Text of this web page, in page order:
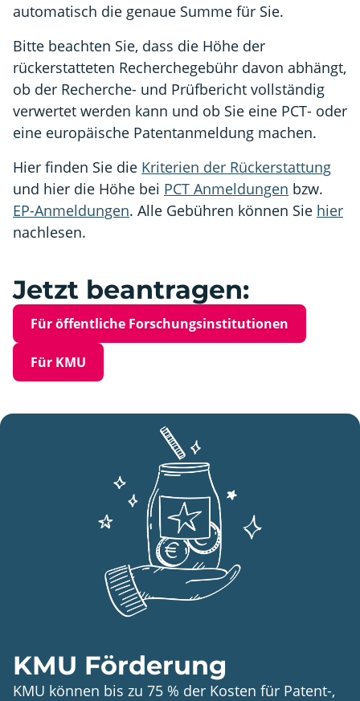
automatisch die genaue Summe für Sie.
Bitte beachten Sie, dass die Höhe der
rückerstatteten Recherchegebühr davon abhängt,
ob der Recherche- und Prüfbericht vollständig
verwertet werden kann und ob Sie eine PCT- oder
eine europäische Patentanmeldung machen.
Hier finden Sie die Kriterien der Rückerstattung
und hier die Höhe bei PCT Anmeldungen bzw.
EP-Anmeldungen. Alle Gebühren können Sie hier
nachlesen.
Jetzt beantragen:
Für öffentliche Forschungsinstitutionen
Für KMU
KMU Förderung
KMU können bis zu 75 % der Kosten für Patent-,